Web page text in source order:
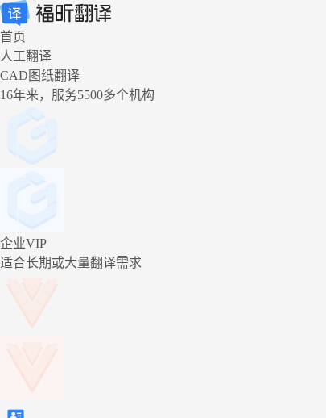
首页
人工翻译
CAD图纸翻译
16年来，服务5500多个机构
企业VIP
适合长期或大量翻译需求